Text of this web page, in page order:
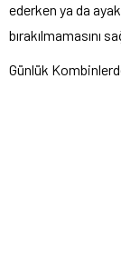
ederken ya da
bırakılmamasını
Günlük